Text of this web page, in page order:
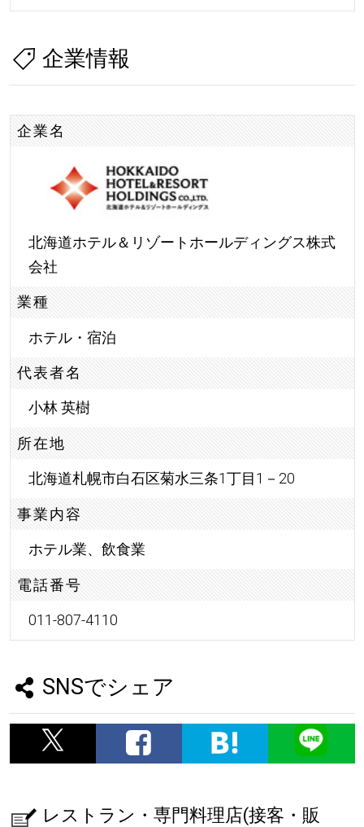
企業情報
企業名
北海道ホテル＆リゾートホールディングス株式
会社
業種
ホテル・宿泊
代表者名
小林 英樹
所在地
北海道札幌市白石区菊水三条1丁目1－20
事業内容
ホテル業、飲食業
電話番号
011-807-4110
SNSでシェア
レストラン・専門料理店(接客・販